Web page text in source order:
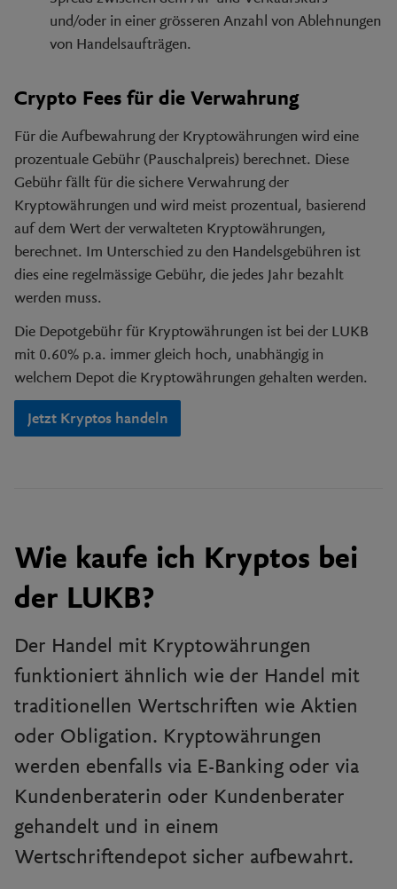
und/oder in einer grösseren Anzahl von Ablehnungen
von Handelsaufträgen.
Crypto Fees für die Verwahrung
Für die Aufbewahrung der Kryptowährungen wird eine
prozentuale Gebühr (Pauschalpreis) berechnet. Diese
Gebühr fällt für die sichere Verwahrung der
Kryptowährungen und wird meist prozentual, basierend
auf dem Wert der verwalteten Kryptowährungen,
berechnet. Im Unterschied zu den Handelsgebühren ist
dies eine regelmässige Gebühr, die jedes Jahr bezahlt
werden muss.
Die Depotgebühr für Kryptowährungen ist bei der LUKB
mit 0.60% p.a. immer gleich hoch, unabhängig in
welchem Depot die Kryptowährungen gehalten werden.
Jetzt Kryptos handeln
Wie kaufe ich Kryptos bei
der LUKB?
Der Handel mit Kryptowährungen
funktioniert ähnlich wie der Handel mit
traditionellen Wertschriften wie Aktien
oder Obligation. Kryptowährungen
werden ebenfalls via E-Banking oder via
Kundenberaterin oder Kundenberater
gehandelt und in einem
Wertschriftendepot sicher aufbewahrt.